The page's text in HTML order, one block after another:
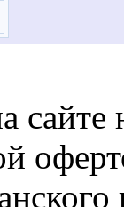
сайте